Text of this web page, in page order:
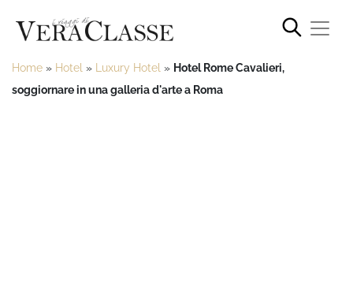
Home » Hotel » Luxury Hotel » Hotel Rome Cavalieri,
soggiornare in una galleria d'arte a Roma